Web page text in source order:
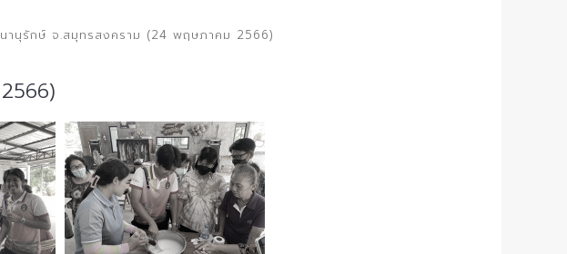
นุรักษ์ จ.สมุทรสงคราม (24 พฤษภาคม 2566)